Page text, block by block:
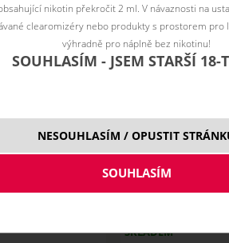
Drip Tip 510 Resin
SKLADEM
nikotin překročit 2 ml. V návaznosti na
clearomizéry nebo produkty s prostorem
výhradně pro náplně bez nikotinu!
SOUHLASÍM - JSEM STARŠÍ 18-
NESOUHLASÍM / OPUSTIT